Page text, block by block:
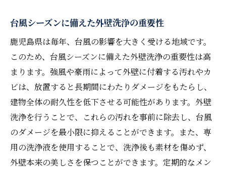
作業効率を高めるための手順
プロに依頼する際のポイント
地域に適した外壁洗浄のアプローチ
地域特性を考慮した洗浄方法
鹿児島県における独自の洗浄技術
地域住民に支持される洗浄サービスの特徴
地元企業との連携による信頼性の確保
地域資源を活用した洗浄技術の展開
地域密着型サービスの利点
台風シーズンに備えた外壁洗浄の重要性
鹿児島県は毎年、台風の影響を大きく受ける地域です。
このため、台風シーズンに備えた外壁洗浄の重要性は高
まります。強風や豪雨によって外壁に付着する汚れやカ
ビは、放置すると長期間にわたりダメージをもたらし、
建物全体の耐久性を低下させる可能性があります。外壁
洗浄を行うことで、これらの汚れを事前に除去し、台風
のダメージを最小限に抑えることができます。また、専
用の洗浄液を使用することで、洗浄後も素材を傷めず、
外壁本来の美しさを保つことができます。定期的なメン